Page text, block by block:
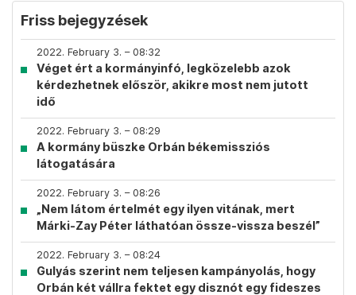
Friss bejegyzések
2022. February 3. – 08:32
Véget ért a kormányinfó, legközelebb azok
kérdezhetnek először, akikre most nem jutott
idő
2022. February 3. – 08:29
A kormány büszke Orbán békemissziós
látogatására
2022. February 3. – 08:26
„Nem látom értelmét egy ilyen vitának, mert
Márki-Zay Péter láthatóan össze-vissza beszél”
2022. February 3. – 08:24
Gulyás szerint nem teljesen kampányolás, hogy
Orbán két vállra fektet egy disznót egy fideszes